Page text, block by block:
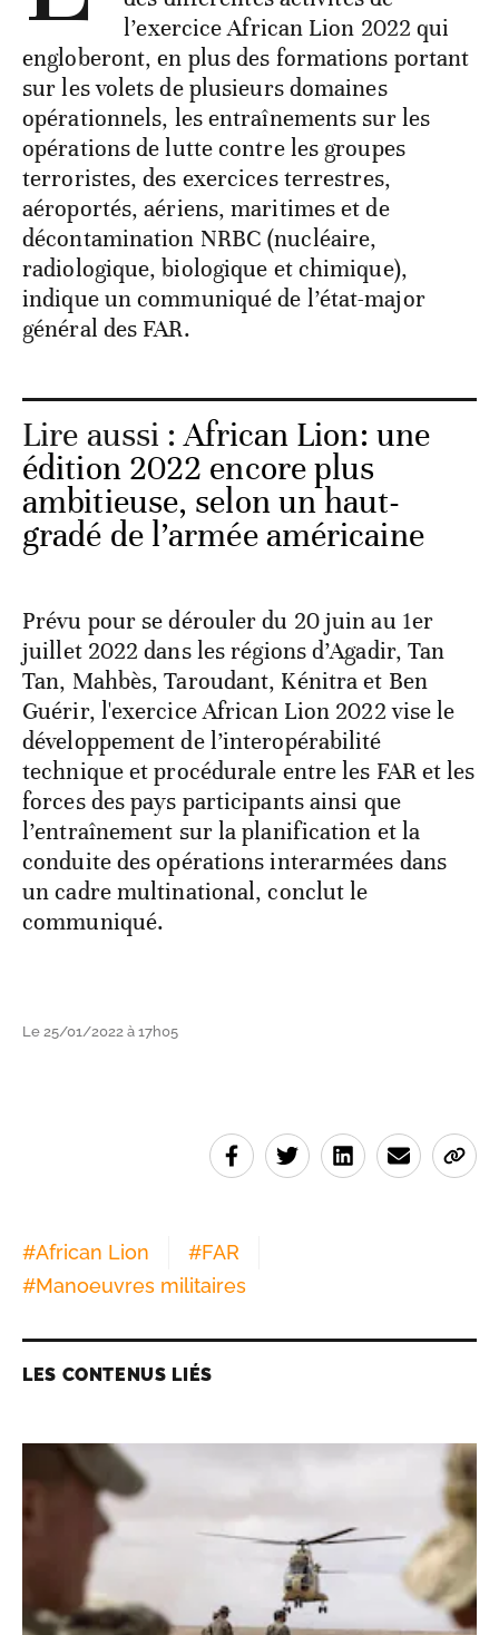
l’exercice African Lion 2022 qui
engloberont, en plus des formations portant
sur les volets de plusieurs domaines
opérationnels, les entraînements sur les
opérations de lutte contre les groupes
terroristes, des exercices terrestres,
aéroportés, aériens, maritimes et de
décontamination NRBC (nucléaire,
radiologique, biologique et chimique),
indique un communiqué de l’état-major
général des FAR.
Lire aussi :African Lion: une
édition 2022 encore plus
ambitieuse, selon un haut-
gradé de l’armée américaine
Prévu pour se dérouler du 20 juin au 1er
juillet 2022 dans les régions d’Agadir, Tan
Tan, Mahbès, Taroudant, Kénitra et Ben
Guérir, l'exercice African Lion 2022 vise le
développement de l’interopérabilité
technique et procédurale entre les FAR et les
forces des pays participants ainsi que
l’entraînement sur la planification et la
conduite des opérations interarmées dans
un cadre multinational, conclut le
communiqué.
Le 25/01/2022 à 17h05
#African Lion #FAR
#Manoeuvres militaires
LES CONTENUS LIÉS